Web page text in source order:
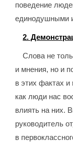
поведение
единодушными
2.
Слова не
и мнения, но и
в этих фактах и
как люди нас
влиять на них.
руководитель
в